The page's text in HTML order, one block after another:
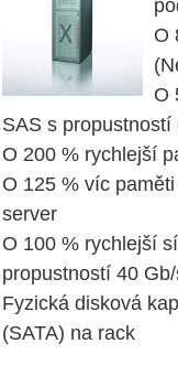
O
O
SAS s propustností
O 200 % rychlejší
O 125 % víc
server
O 100 % rychlejší
propustností 40
Fyzická disková
(SATA) na rack